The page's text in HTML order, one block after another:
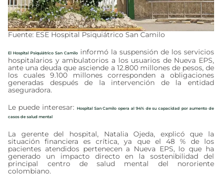
Fuente: ESE Hospital Psiquiátrico San Camilo
El Hospital Psiquiátrico San Camilo informó la suspensión de los servicios
hospitalarios y ambulatorios a los usuarios de Nueva EPS,
ante una deuda que asciende a 12.800 millones de pesos, de
los cuales 9.100 millones corresponden a obligaciones
generadas después de la intervención de la entidad
aseguradora.
Le puede interesar: Hospital San Camilo opera al 94% de su capacidad por aumento de
casos de salud mental
La gerente del hospital, Natalia Ojeda, explicó que la
situación financiera es crítica, ya que el 48 % de los
pacientes atendidos pertenecen a Nueva EPS, lo que ha
generado un impacto directo en la sostenibilidad del
principal centro de salud mental del nororiente
colombiano.